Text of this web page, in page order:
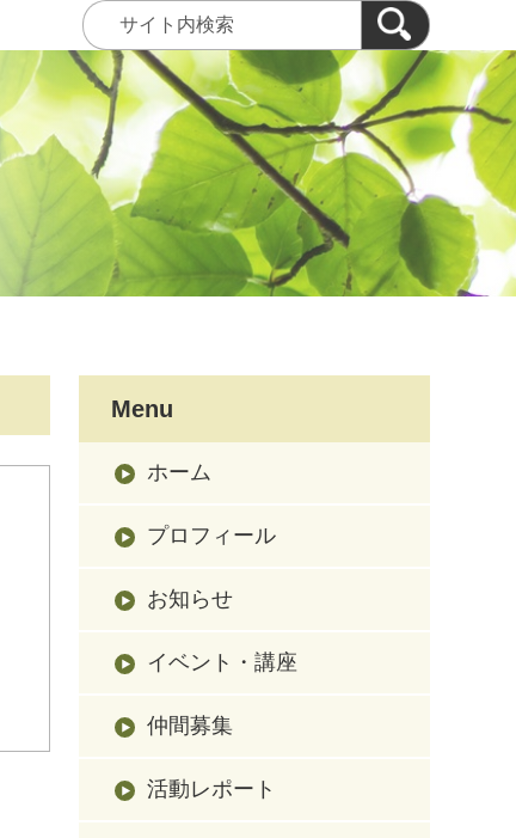
Menu
ホーム
プロフィール
お知らせ
イベント・講座
仲間募集
活動レポート